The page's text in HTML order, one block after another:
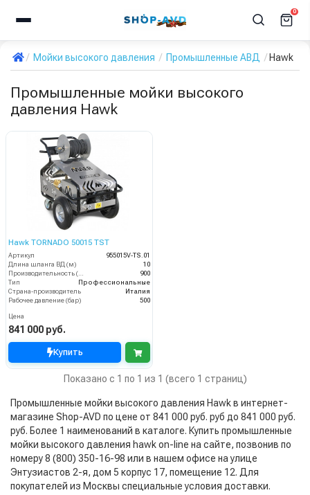
0
Мойки высокого давления Промышленные АВД Hawk
Промышленные мойки высокого
давления Hawk
Hawk TORNADO 50015 TST
Артикул
955015V-TS.01
Длина шланга ВД (м)
10
Производительность (л/ч)
900
Тип
Профессиональные
Страна-производитель
Италия
Рабочее давление (бар)
500
Цена
841 000 руб.
Купить
Показано с 1 по 1 из 1 (всего 1 страниц)
Промышленные мойки высокого давления Hawk в интернет-
магазине Shop-AVD по цене от 841 000 руб. руб до 841 000 руб.
руб. Более 1 наименований в каталоге. Купить промышленные
мойки высокого давления hawk on-line на сайте, позвонив по
номеру 8 (800) 350-16-98 или в нашем офисе на улице
Энтузиастов 2-я, дом 5 корпус 17, помещение 12. Для
покупателей из Москвы специальные условия доставки.